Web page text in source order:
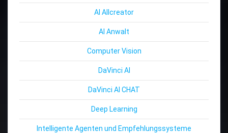
AI Allcreator
AI Anwalt
Computer Vision
DaVinci AI
DaVinci AI CHAT
Deep Learning
Intelligente Agenten und Empfehlungssysteme